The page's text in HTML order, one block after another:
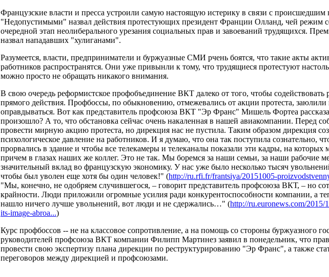
Французские власти и пресса устроили самую настоящую истерику в связи с происшедшим
"Недопустимыми" назвал действия протестующих президент Франции Олланд, чей режим
очередной этап неолиберального урезания социальных прав и завоеваний трудящихся.
назвал нападавших "хулиганами".
Разумеется, власти, предприниматели и буржуазные СМИ рчень боятся, что такие акты
работников распространятся. Они уже привынли к тому, что трудящиеся протестуют
можно просто не обращать никакого внимания.
В свою очередь реформистское профобъединение ВКТ далеко от того, чтобы
прямого действия. Профбоссы, по обыкновению, отмежевались от акции протеста, заюлили
оправдываться. Вот как представитель профсоюза ВКТ "Эр Франс" Мишель Фортеа
произошло? А то, что обстановка сейчас очень накаленная в нашей авиакомпании. Перед
провести мирную акцию протеста, но дирекция нас не пустила. Таким образом дирекция
психологическое давление на работников. И я думаю, что она так поступила сознательно,
прорвались в здание и чтобы все телекамеры и телеканалы показали эти кадры, на
причем в глазах наших же коллег. Это не так. Мы боремся за наши семьи, за наши рабочие
значительный вклад во французскую экономику. У нас уже было несколько тысяч
чтобы был уволен еще хотя бы один человек!" (http://ru.rfi.fr/frantsiya/20151005-
"Мы, конечно, не одобряем случившегося, – говорит представитель профсоюза ВКТ, – но
крайности. Люди приложили огромные усилия ради конкурентоспособности компании, а
нашло ничего лучше увольнений, вот люди и не сдержались…" (http://ru.euronews.com/2015/
its-image-abroa...)
Курс профбоссов -- не на классовое сопротивление, а на помощь со стороны буржуазного
руководителей профсоюза ВКТ компании Филипп Мартинез заявил в понедельник, что
провести свою экспертизу плана дирекции по реструктурированию "Эр Франс", а также
переговоров между дирекцией и профсоюзами.